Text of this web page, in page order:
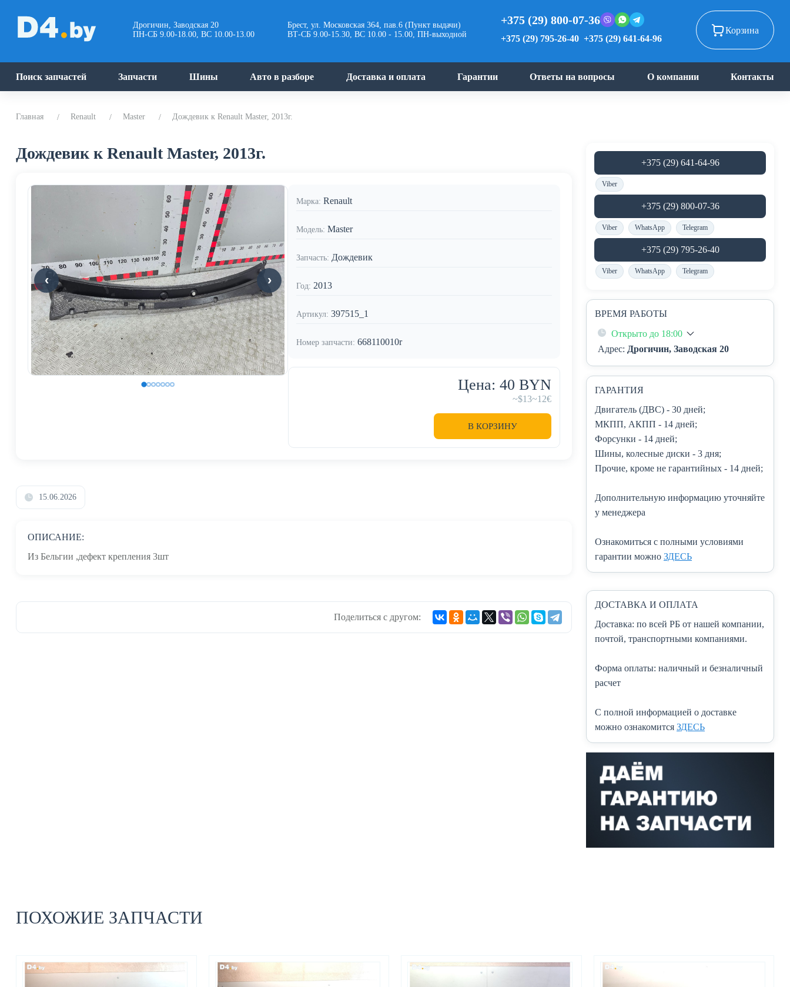
Дрогичин, Заводская 20
ПН-СБ 9.00-18.00, ВС 10.00-13.00
Брест, ул. Московская 364, пав.6 (Пункт выдачи)
ВТ-СБ 9.00-15.30, ВС 10.00 - 15.00, ПН-выходной
+375 (29) 800-07-36
+375 (29) 795-26-40 +375 (29) 641-64-96
Корзина
Поиск запчастей Запчасти Шины Авто в разборе Доставка и оплата Гарантии Ответы на вопросы О компании Контакты
Главная Renault Master Дождевик к Renault Master, 2013г.
Дождевик к Renault Master, 2013г.
Марка: Renault
Модель: Master
Запчасть: Дождевик
Год: 2013
Артикул: 397515_1
Номер запчасти: 668110010r
Цена: 40 BYN
~$13~12€
В КОРЗИНУ
15.06.2026
ОПИСАНИЕ:
Из Бельгии ,дефект крепления 3шт
Поделиться с другом:
+375 (29) 641-64-96
Viber
+375 (29) 800-07-36
Viber WhatsApp Telegram
+375 (29) 795-26-40
Viber WhatsApp Telegram
ВРЕМЯ РАБОТЫ
Открыто до 18:00
Адрес: Дрогичин, Заводская 20
ГАРАНТИЯ
Двигатель (ДВС) - 30 дней;
МКПП, АКПП - 14 дней;
Форсунки - 14 дней;
Шины, колесные диски - 3 дня;
Прочие, кроме не гарантийных - 14 дней;
Дополнительную информацию уточняйте
у менеджера
Ознакомиться с полными условиями
гарантии можно ЗДЕСЬ
ДОСТАВКА И ОПЛАТА
Доставка: по всей РБ от нашей компании,
почтой, транспортными компаниями.
Форма оплаты: наличный и безналичный
расчет
C полной информацией о доставке
можно ознакомится ЗДЕСЬ
ПОХОЖИЕ ЗАПЧАСТИ